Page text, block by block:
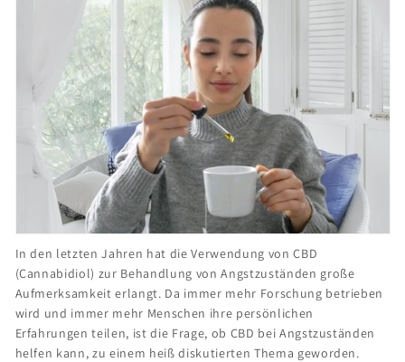
In den letzten Jahren hat die Verwendung von CBD
(Cannabidiol) zur Behandlung von Angstzuständen große
Aufmerksamkeit erlangt. Da immer mehr Forschung betrieben
wird und immer mehr Menschen ihre persönlichen
Erfahrungen teilen, ist die Frage, ob CBD bei Angstzuständen
helfen kann, zu einem heiß diskutierten Thema geworden.